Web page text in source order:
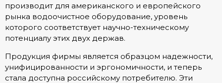
производит для американского и европейского
рынка водоочистное оборудование, уровень
которого соответствует научно-техническому
потенциалу этих двух держав.
Продукция фирмы является образцом надежности,
унифицированности и эргономичности, и теперь
стала доступна российскому потребителю. Эти